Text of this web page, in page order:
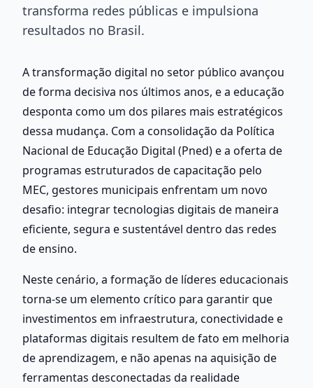
transforma redes públicas e impulsiona
resultados no Brasil.
A transformação digital no setor público avançou
de forma decisiva nos últimos anos, e a educação
desponta como um dos pilares mais estratégicos
dessa mudança. Com a consolidação da Política
Nacional de Educação Digital (Pned) e a oferta de
programas estruturados de capacitação pelo
MEC, gestores municipais enfrentam um novo
desafio: integrar tecnologias digitais de maneira
eficiente, segura e sustentável dentro das redes
de ensino.
Neste cenário, a formação de líderes educacionais
torna-se um elemento crítico para garantir que
investimentos em infraestrutura, conectividade e
plataformas digitais resultem de fato em melhoria
de aprendizagem, e não apenas na aquisição de
ferramentas desconectadas da realidade